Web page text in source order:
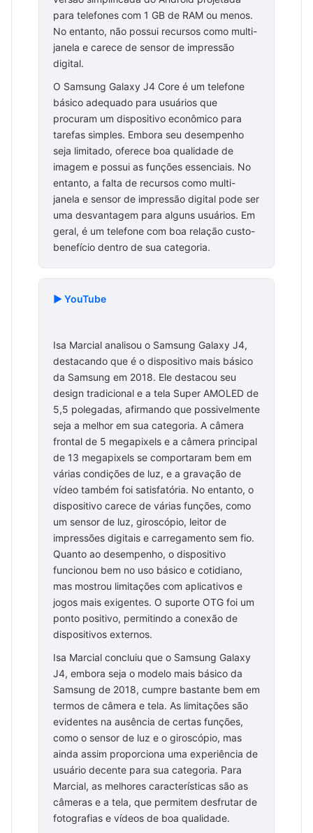
para telefones com 1 GB de RAM ou menos.
No entanto, não possui recursos como multi-
janela e carece de sensor de impressão
digital.
O Samsung Galaxy J4 Core é um telefone
básico adequado para usuários que
procuram um dispositivo econômico para
tarefas simples. Embora seu desempenho
seja limitado, oferece boa qualidade de
imagem e possui as funções essenciais. No
entanto, a falta de recursos como multi-
janela e sensor de impressão digital pode ser
uma desvantagem para alguns usuários. Em
geral, é um telefone com boa relação custo-
benefício dentro de sua categoria.
▶️ YouTube
Isa Marcial analisou o Samsung Galaxy J4,
destacando que é o dispositivo mais básico
da Samsung em 2018. Ele destacou seu
design tradicional e a tela Super AMOLED de
5,5 polegadas, afirmando que possivelmente
seja a melhor em sua categoria. A câmera
frontal de 5 megapixels e a câmera principal
de 13 megapixels se comportaram bem em
várias condições de luz, e a gravação de
vídeo também foi satisfatória. No entanto, o
dispositivo carece de várias funções, como
um sensor de luz, giroscópio, leitor de
impressões digitais e carregamento sem fio.
Quanto ao desempenho, o dispositivo
funcionou bem no uso básico e cotidiano,
mas mostrou limitações com aplicativos e
jogos mais exigentes. O suporte OTG foi um
ponto positivo, permitindo a conexão de
dispositivos externos.
Isa Marcial concluiu que o Samsung Galaxy
J4, embora seja o modelo mais básico da
Samsung de 2018, cumpre bastante bem em
termos de câmera e tela. As limitações são
evidentes na ausência de certas funções,
como o sensor de luz e o giroscópio, mas
ainda assim proporciona uma experiência de
usuário decente para sua categoria. Para
Marcial, as melhores características são as
câmeras e a tela, que permitem desfrutar de
fotografias e vídeos de boa qualidade.